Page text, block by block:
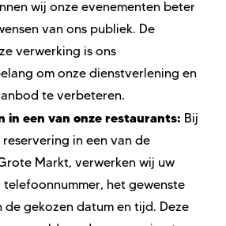
wij onze evenementen beter
van ons publiek. De
verwerking is ons
om onze dienstverlening en
te verbeteren.
in een van onze restaurants: Bij
in een van de
Markt, verwerken wij uw
telefoonnummer, het gewenste
de gekozen datum en tijd. Deze